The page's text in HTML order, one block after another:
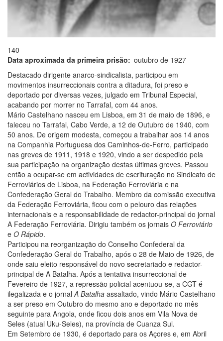
140
Data aproximada da primeira prisão
outubro de 1927
Destacado dirigente anarco-sindicalista, participou em
movimentos insurreccionais contra a ditadura, foi preso e
deportado por diversas vezes, julgado em Tribunal Especial,
acabando por morrer no Tarrafal, com 44 anos.
Mário Castelhano nasceu em Lisboa, em 31 de maio de 1896, e
faleceu no Tarrafal, Cabo Verde, a 12 de Outubro de 1940, com
50 anos. De origem modesta, começou a trabalhar aos 14 anos
na Companhia Portuguesa dos Caminhos-de-Ferro, participado
nas greves de 1911, 1918 e 1920, vindo a ser despedido pela
sua participação na organização destas últimas greves. Passou
então a ocupar-se em actividades de escrituração no Sindicato de
Ferroviários de Lisboa, na Federação Ferroviária e na
Confederação Geral do Trabalho. Membro da comissão executiva
da Federação Ferroviária, ficou com o pelouro das relações
internacionais e a responsabilidade de redactor-principal do jornal
A Federação Ferroviária. Dirigiu também os jornais O Ferroviário
e O Rápido.
Participou na reorganização do Conselho Confederal da
Confederação Geral do Trabalho, após o 28 de Maio de 1926, de
onde saiu eleito responsável do novo secretariado e redactor-
principal de A Batalha. Após a tentativa insurreccional de
Fevereiro de 1927, a repressão policial acentuou-se, a CGT é
ilegalizada e o jornalA Batalha assaltado, vindo Mário Castelhano
a ser preso em Outubro do mesmo ano e deportado no mês
seguinte para Angola, onde ficou dois anos em Vila Nova de
Seles (atual Uku-Seles), na província de Cuanza Sul.
Em Setembro de 1930, é deportado para os Açores e, em Abril